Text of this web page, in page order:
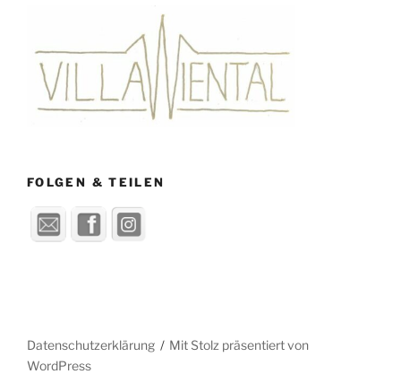
FOLGEN & TEILEN
Datenschutzerklärung
Mit Stolz präsentiert von
WordPress